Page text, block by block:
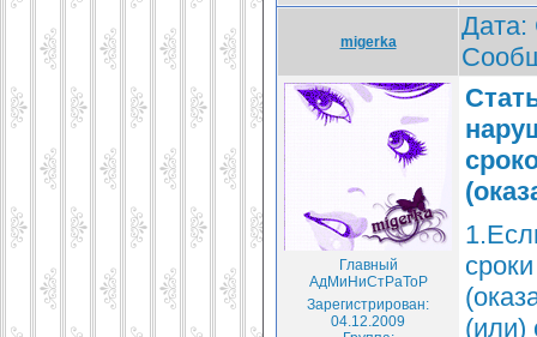
migerka
Дата:
Главный
АдМиНиСтРаТоР
Зарегистрирован:
04.12.2009
(или)